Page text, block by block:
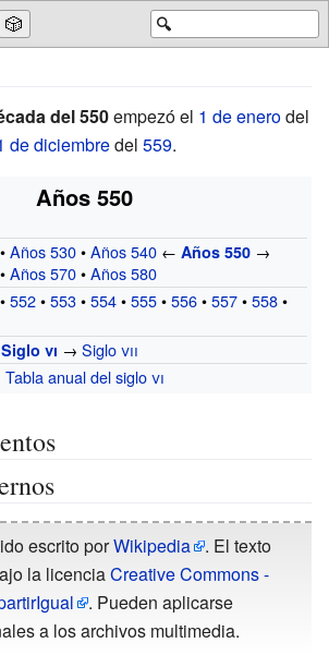
🔍
🎲
del 550empezó el 1 de enerodel
de diciembredel 559.
Años 550
•Años 530•Años 540 ←Años 550 →
•Años 570•Años 580
•552•553•554•555•556•557•558•
Siglo vi →Siglovii
Tabla anual del siglo vi
escrito porWikipedia
. El texto
la licenciaCreative Commons -
. Pueden aplicarse
a los archivos multimedia.